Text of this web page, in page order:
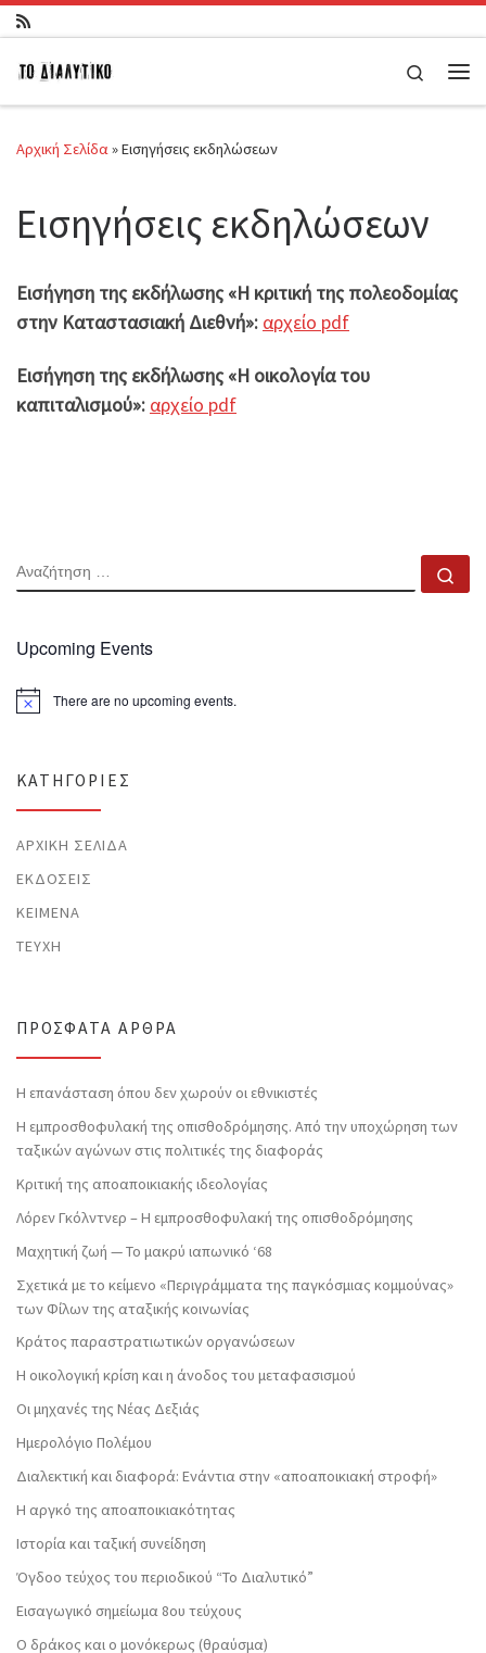
Μετάβαση στο περιεχόμενο
Search
Αρχική Σελίδα»Εισηγήσεις εκδηλώσεων
Εισηγήσεις εκδηλώσεων
Εισήγηση της εκδήλωσης «Η κριτική της πολεοδομίας
στην Καταστασιακή Διεθνή»: αρχείο pdf
Εισήγηση της εκδήλωσης «Η οικολογία του
καπιταλισμού»: αρχείο pdf
ΑΝΑΖΉΤΗΣΗ
Upcoming Events
N
c
There are no upcoming events.
KΑΤΗΓΟΡΊΕΣ
ΑΡΧΙΚΉ ΣΕΛΊΔΑ
ΕΚΔΌΣΕΙΣ
ΚΕΊΜΕΝΑ
ΤΕΎΧΗ
ΠΡΌΣΦΑΤΑ ΆΡΘΡΑ
Η επανάσταση όπου δεν χωρούν οι εθνικιστές
Η εμπροσθοφυλακή της οπισθοδρόμησης. Από την υποχώρηση των
ταξικών αγώνων στις πολιτικές της διαφοράς
Κριτική της αποαποικιακής ιδεολογίας
Λόρεν Γκόλντνερ – Η εμπροσθοφυλακή της οπισθοδρόμησης
Μαχητική ζωή — Το μακρύ ιαπωνικό ‘68
Σχετικά με το κείμενο «Περιγράμματα της παγκόσμιας κομμούνας»
των Φίλων της αταξικής κοινωνίας
Κράτος παραστρατιωτικών οργανώσεων
Η οικολογική κρίση και η άνοδος του μεταφασισμού
Οι μηχανές της Νέας Δεξιάς
Ημερολόγιο Πολέμου
Διαλεκτική και διαφορά: Ενάντια στην «αποαποικιακή στροφή»
Η αργκό της αποαποικιακότητας
Ιστορία και ταξική συνείδηση
Όγδοο τεύχος του περιοδικού “Το Διαλυτικό”
Εισαγωγικό σημείωμα 8ου τεύχους
Ο δράκος και ο μονόκερως (θραύσμα)